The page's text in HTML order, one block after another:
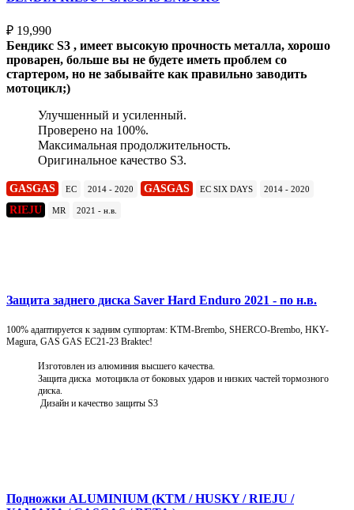
₽ 19,990
Бендикс S3 , имеет высокую прочность металла, хорошо
проварен, больше вы не будете иметь проблем со
стартером, но не забывайте как правильно заводить
мотоцикл;)
Улучшенный и усиленный.
Проверено на 100%.
Максимальная продолжительность.
Оригинальное качество S3.
GASGAS EC 2014 - 2020 GASGAS EC SIX DAYS 2014 - 2020
RIEJU MR 2021 - н.в.
Защита заднего диска Saver Hard Enduro 2021 - по н.в.
100% адаптируется к задним суппортам: KTM-Brembo, SHERCO-Brembo, HKY-
Magura, GAS GAS EC21-23 Braktec!
Изготовлен из алюминия высшего качества.
Защита диска мотоцикла от боковых ударов и низких частей тормозного
диска.
Дизайн и качество защиты S3
Подножки ALUMINIUM (KTM / HUSKY / RIEJU /